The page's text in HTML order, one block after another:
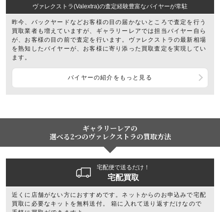
ヴァレクストラ(Valextra)の査定経験豊富なバイヤーが常駐
昨今、バックヤードなどお客様の目の届かないところで査定を行う
買取業者も増えていますが、ギャラリーレアでは担当バイヤー自ら
が、お客様の目の前で査定を行います。ヴァレクストラの最新相場
を熟知したバイヤーが、お客様に寄り添った買取査定を実現してい
ます。
バイヤーの紹介をもっと見る
ギャラリーレアの
選べる2つのヴァレクストラの買取方法
宅配便で送るだけ！
宅配買取
近くに店舗がない方におすすめです。ネットからのお申込みで宅配
買取に必要なキットを無料送付。 箱に入れて送り返すだけなので